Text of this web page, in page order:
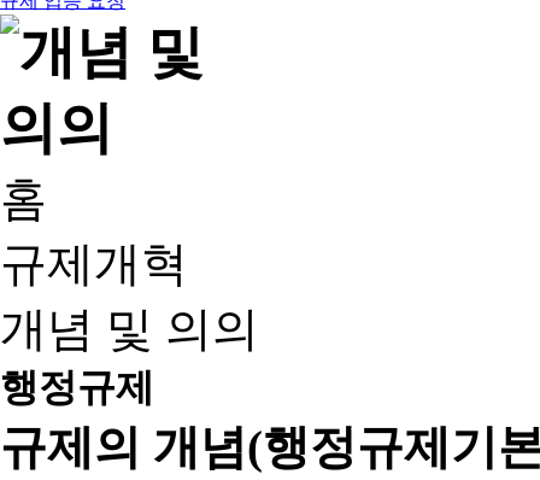
홈
규제개혁
개념 및 의의
행정규제
규제의 개념(행정규제기